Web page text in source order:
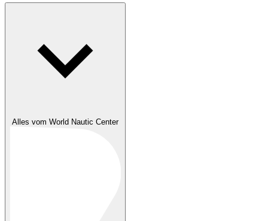
Alles vom World Nautic Center